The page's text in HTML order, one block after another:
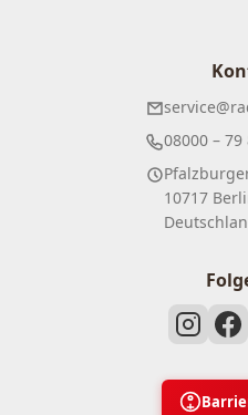
08000 – 79
10717